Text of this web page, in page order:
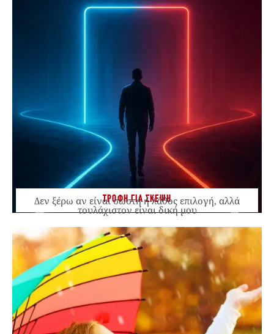
ΤΡΟΦΗ ΓΙΑ ΣΚΕΨΗ
Δεν ξέρω αν είναι σωστή ή λάθος επιλογή, αλλά
τουλάχιστον είναι δική μου